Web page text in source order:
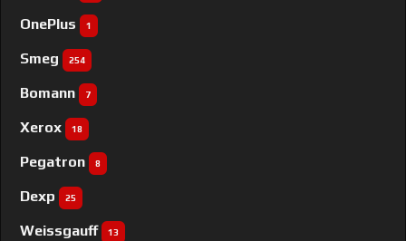
OnePlus 1
Smeg 254
Bomann 7
Xerox 18
Pegatron 8
Dexp 25
Weissgauff 13